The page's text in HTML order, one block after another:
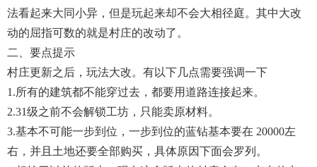
法看起来大同小异，但是玩起来却不会大相径庭。其中大改
动的屈指可数的就是村庄的改动了。
二、要点提示
村庄更新之后，玩法大改。有以下几点需要强调一下
1.所有的建筑都不能穿过去，都要用道路连接起来。
2.31级之前不会解锁工坊，只能卖原材料。
3.基本不可能一步到位，一步到位的蓝钻基本要在 20000左
右，并且土地还要全部购买，具体原因下面会罗列。